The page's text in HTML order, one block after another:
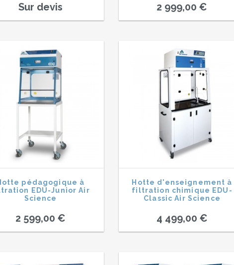
Sur devis 2 999,00 €
pédagogique à
EDU-Junior Air
Science
2 599,00 €
Hotte d'enseignement à
filtration chimique EDU-
Classic Air Science
4 499,00 €